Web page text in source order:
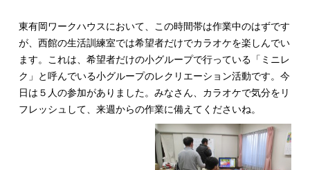
東有岡ワークハウスにおいて、この時間帯は作業中のはずです
が、西館の生活訓練室では希望者だけでカラオケを楽しんでい
ます。これは、希望者だけの小グループで行っている「ミニレ
ク」と呼んでいる小グループのレクリエーション活動です。今
日は５人の参加がありました。みなさん、カラオケで気分をリ
フレッシュして、来週からの作業に備えてくださいね。